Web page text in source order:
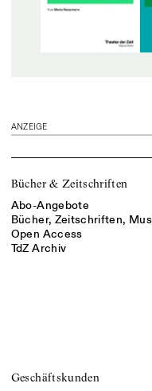
ANZEIGE
Bücher & Zeitschriften
Abo-Angebote
Bücher, Zeitschriften,
Open Access
TdZ Archiv
Geschäftskunden